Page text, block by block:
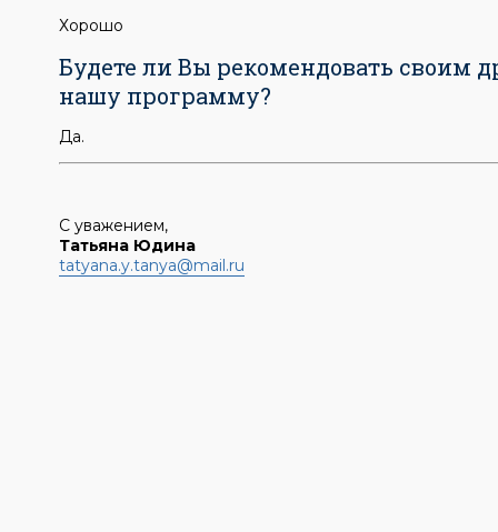
Хорошо
Будете ли Вы рекомендовать своим
нашу программу?
Да.
С уважением,
Татьяна Юдина
tatyana.y.tanya@mail.ru